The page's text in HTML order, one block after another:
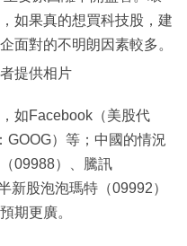
如果真的想買科技股，建
面對的不明朗因素較多。
提供相片
如Facebook（美股代
）等；中國的情況
09988）、騰訊
新股泡泡瑪特（09992）
期更廣。